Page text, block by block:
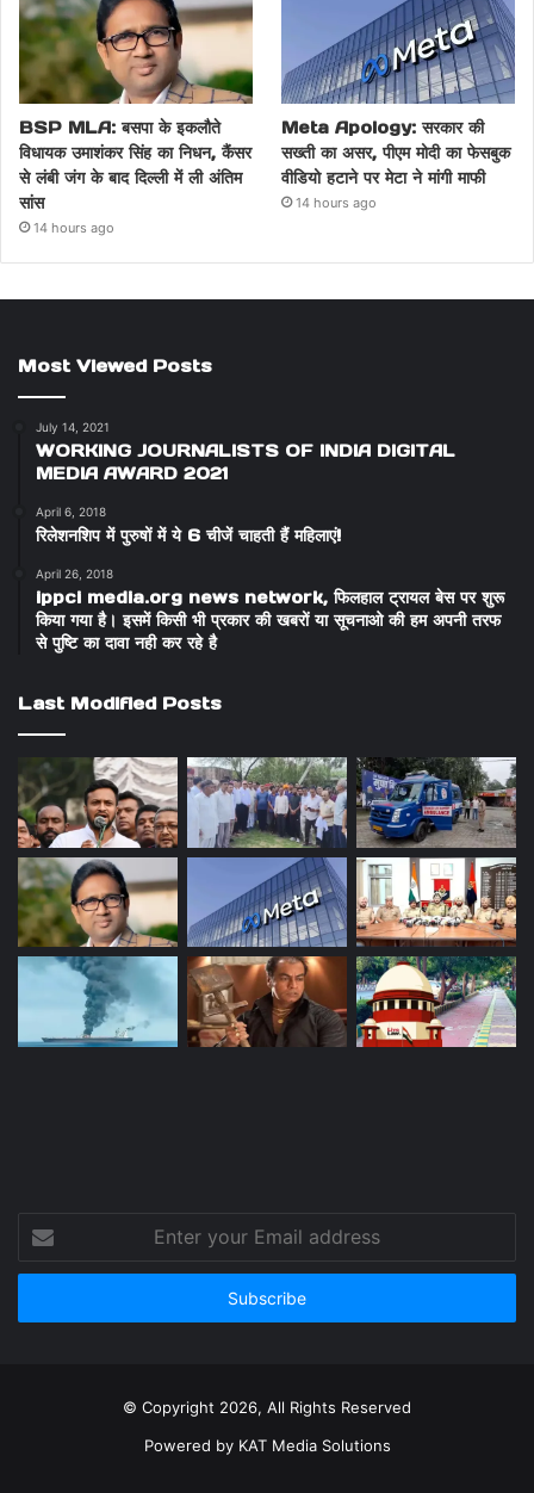
BSP MLA: बसपा के इकलौते
विधायक उमाशंकर सिंह का निधन, कैंसर
से लंबी जंग के बाद दिल्ली में ली अंतिम
सांस
14 hours ago
Meta Apology: सरकार की
सख्ती का असर, पीएम मोदी का फेसबुक
वीडियो हटाने पर मेटा ने मांगी माफी
14 hours ago
Most Viewed Posts
July 14, 2021
WORKING JOURNALISTS OF INDIA DIGITAL
MEDIA AWARD 2021
April 6, 2018
रिलेशनशिप में पुरुषों में ये 6 चीजें चाहती हैं महिलाएं!
April 26, 2018
ippci media.org news network, फिलहाल ट्रायल बेस पर शुरू
किया गया है। इसमें किसी भी प्रकार की खबरों या सूचनाओ की हम अपनी तरफ
से पुष्टि का दावा नही कर रहे है
Last Modified Posts
your
Email
© Copyright 2026, All Rights Reserved
Powered by KAT Media Solutions